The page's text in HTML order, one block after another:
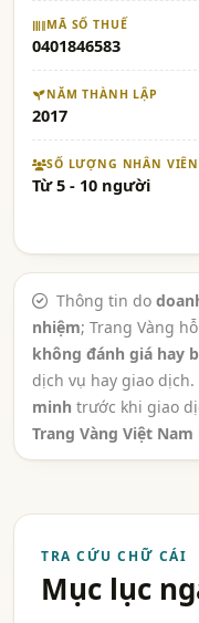
MÃ SỐ THUẾ
0401846583
NĂM THÀNH LẬP
2017
SỐ LƯỢNG NHÂN VIÊN
Từ 5 - 10 người
Thông tin do
nhiệm; Trang Vàng
không đánh giá hay
dịch vụ hay giao dịch.
minh trước khi giao
Trang Vàng Việt Nam
TRA CỨU CHỮ CÁI
Mục lục